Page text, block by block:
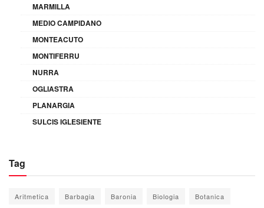
MARMILLA
MEDIO CAMPIDANO
MONTEACUTO
MONTIFERRU
NURRA
OGLIASTRA
PLANARGIA
SULCIS IGLESIENTE
Tag
Aritmetica Barbagia Baronia Biologia Botanica